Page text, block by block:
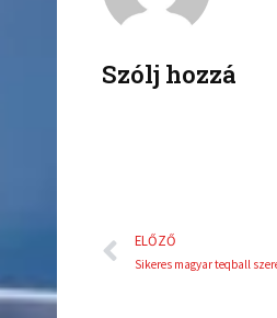
Szólj hozzá
Előző
ELŐZŐ
Sikeres magyar teqball